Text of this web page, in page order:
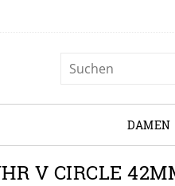
DAMEN
V CIRCLE